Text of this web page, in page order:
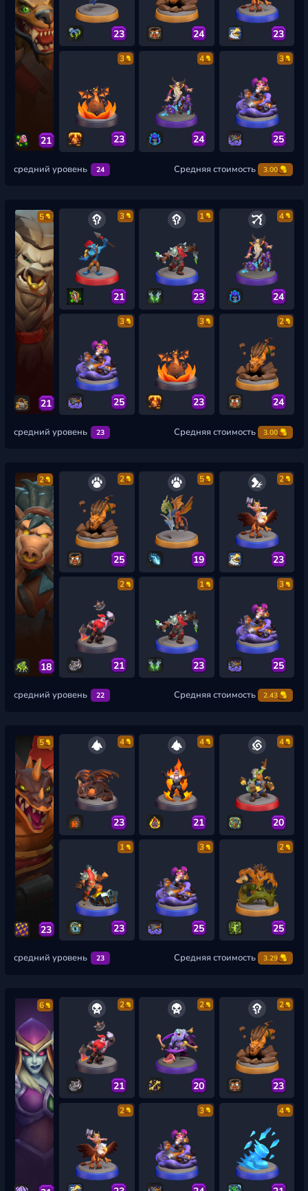
21
23 24 23
3
23
4
24
3
25
средний уровень 24 Средняя стоимость 3.00
5
21
3
21
1
23
4
24
3
25
3
23
2
24
средний уровень 23 Средняя стоимость 3.00
2
18
2
25
5
19
2
23
2
21
1
23
3
25
средний уровень 22 Средняя стоимость 2.43
5
23
4
23
4
21
4
20
1
23
3
25
2
25
средний уровень 23 Средняя стоимость 3.29
6 2
21
2
20
2
23
2 3 4